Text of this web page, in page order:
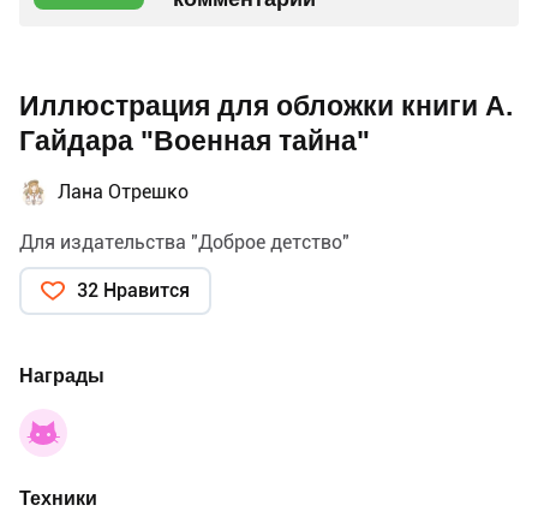
Иллюстрация для обложки книги А.
Гайдара "Военная тайна"
Лана Отрешко
Для издательства "Доброе детство"
32 Нравится
Награды
Техники